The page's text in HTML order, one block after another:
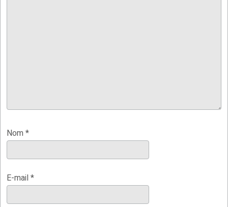
Nom*
E-mail*